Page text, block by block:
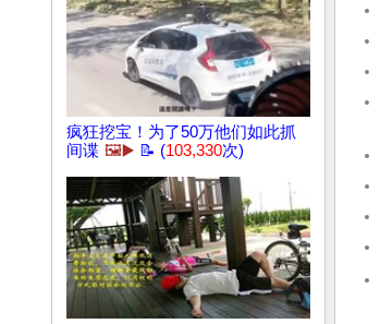
疯狂挖宝！为了50万他们如此抓
间谍 🖼️▶️ 📝 (103,330次)